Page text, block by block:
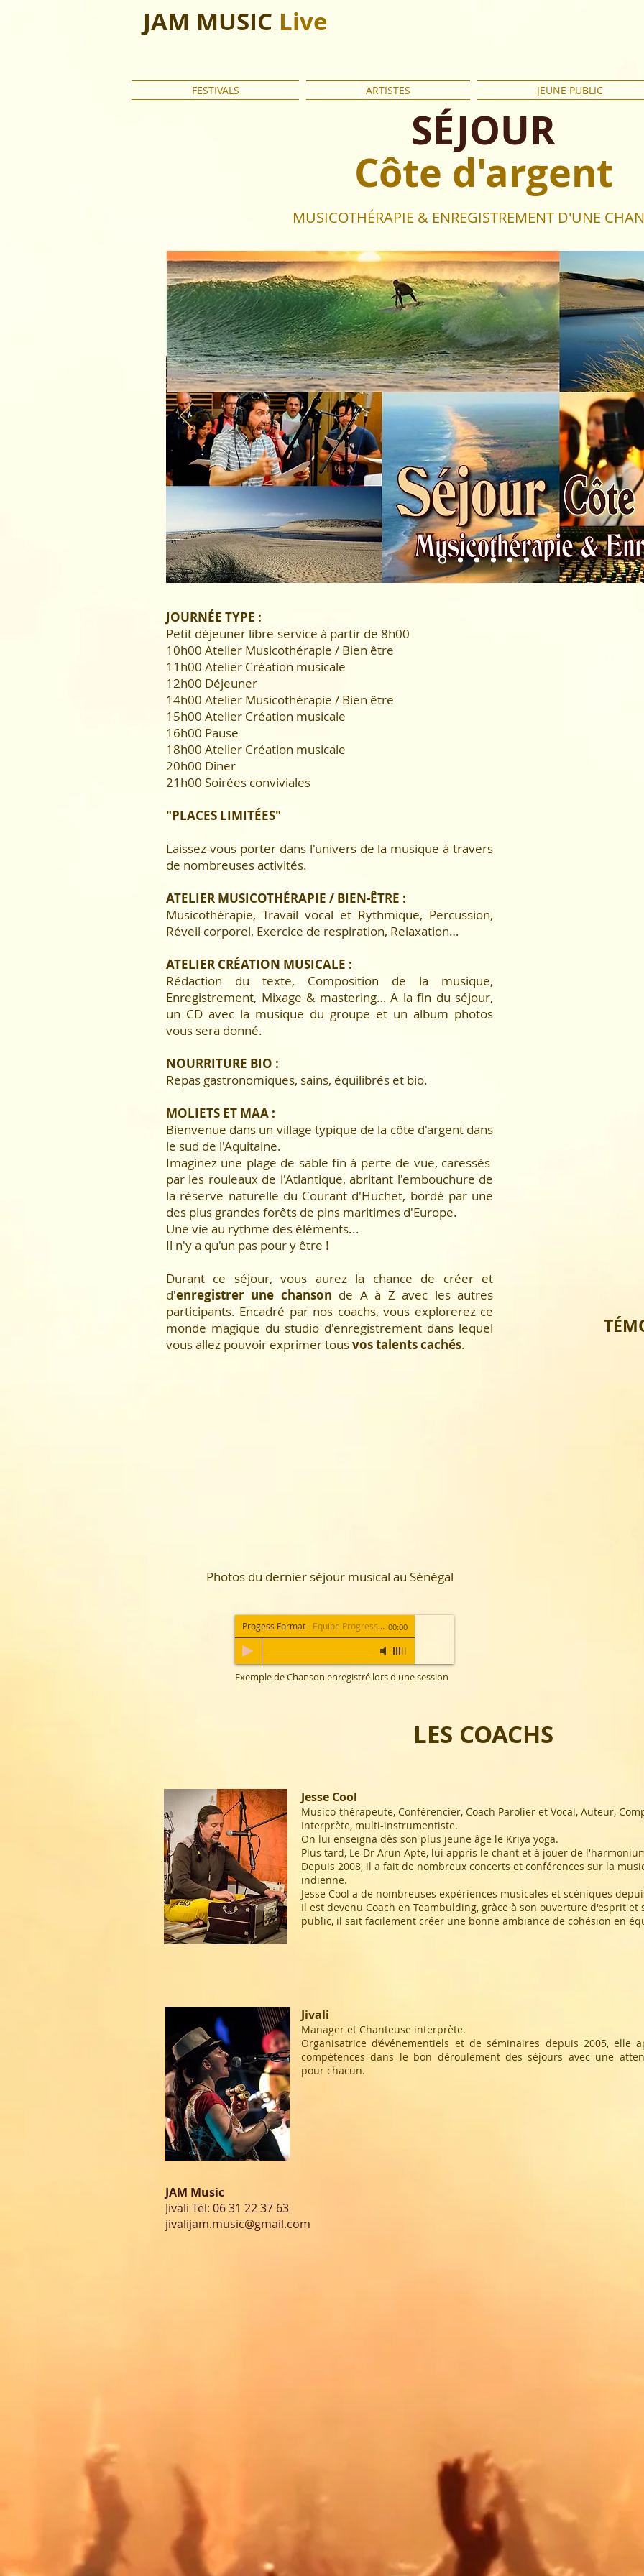
JAM MUSIC Live
FESTIVALS ARTISTES JEUNE PUBLIC
SÉJOUR
Côte d'argent
MUSICOTHÉRAPIE & ENREGISTREMENT D'UNE
JOURNÉE TYPE :
Petit déjeuner libre-service à partir de 8h00
10h00 Atelier Musicothérapie / Bien être
11h00 Atelier Création musicale
12h00 Déjeuner
14h00 Atelier Musicothérapie / Bien être
15h00 Atelier Création musicale
16h00 Pause
18h00 Atelier Création musicale
20h00 Dîner
21h00 Soirées conviviales
"PLACES LIMITÉES"
Laissez-vous porter dans l'univers de la musique à travers
de nombreuses activités.
ATELIER MUSICOTHÉRAPIE / BIEN-ÊTRE :
Musicothérapie, Travail vocal et Rythmique, Percussion,
Réveil corporel, Exercice de respiration, Relaxation…
ATELIER CRÉATION MUSICALE :
Rédaction du texte, Composition de la musique,
Enregistrement, Mixage & mastering… A la fin du séjour,
un CD avec la musique du groupe et un album photos
vous sera donné.
NOURRITURE BIO :
Repas gastronomiques, sains, équilibrés et bio.
MOLIETS ET MAA :
Bienvenue dans un village typique de la côte d'argent dans
le sud de l'Aquitaine.
Imaginez une plage de sable fin à perte de vue, caressés
par les rouleaux de l'Atlantique, abritant l'embouchure de
la réserve naturelle du Courant d'Huchet, bordé par une
des plus grandes forêts de pins maritimes d'Europe.
Une vie au rythme des éléments...
Il n'y a qu'un pas pour y être !
Durant ce séjour, vous aurez la chance de créer et
d'enregistrer une chanson de A à Z avec les autres
participants. Encadré par nos coachs, vous explorerez ce
monde magique du studio d'enregistrement dans lequel
vous allez pouvoir exprimer tousvos talents cachés.
Photos du dernier séjour musical au Sénégal
Progess Format- Equipe Progress Format 00:00
Exemple de Chanson enregistré lors d'une session
< >
LES COACHS
Jesse Cool
Musico-thérapeute, Conférencier, Coach Parolier et Vocal, Auteur,
Interprète, multi-instrumentiste.
On lui enseigna dès son plus jeune âge le Kriya yoga.
Plus tard, Le Dr Arun Apte, lui appris le chant et à jouer de
Depuis 2008, il a fait de nombreux concerts et conférences sur la
indienne.
Jesse Cool a de nombreuses expériences musicales et scéniques
Il est devenu Coach en Teambulding, gràce à son ouverture d'esprit et
public, il sait facilement créer une bonne ambiance de cohésion en
Jivali
Manager et Chanteuse interprète.
Organisatrice d’événementiels et de séminaires depuis 2005, elle
compétences dans le bon déroulement des séjours avec une
pour chacun.
JAM Music
Jivali Tél: 06 31 22 37 63
jivalijam.music@gmail.com